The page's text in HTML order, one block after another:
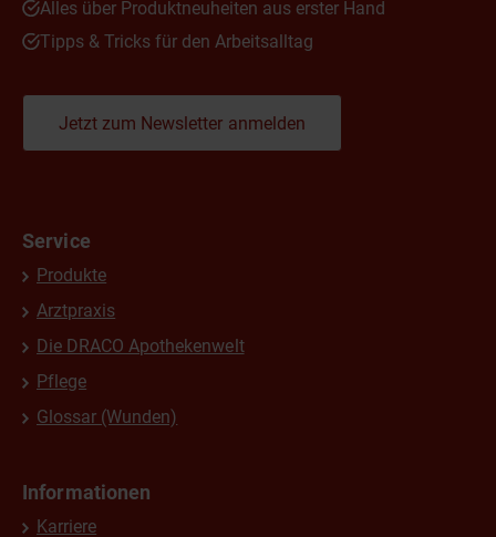
Alles über Produktneuheiten aus erster Hand
Tipps & Tricks für den Arbeitsalltag
Jetzt zum Newsletter anmelden
Service
Produkte
Arztpraxis
Die DRACO Apothekenwelt
Pflege
Glossar (Wunden)
Informationen
Karriere